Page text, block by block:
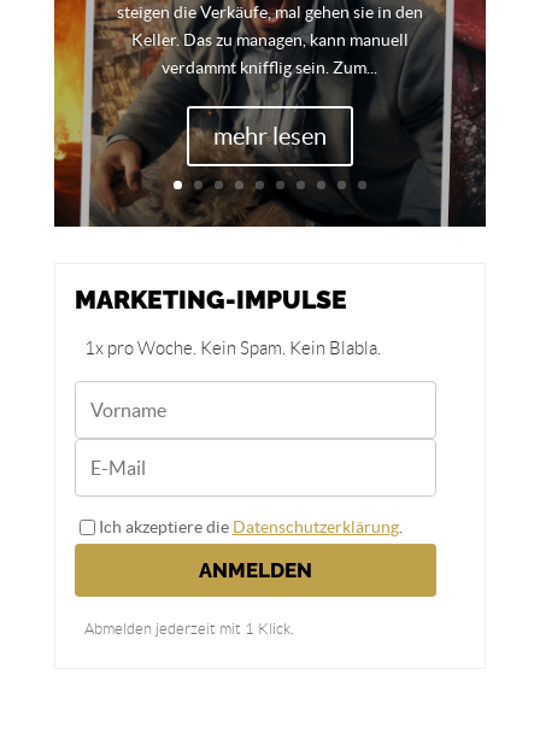
steigen die Verkäufe, mal gehen sie in den
Keller. Das zu managen, kann manuell
verdammt knifflig sein. Zum...
mehr lesen
MARKETING-IMPULSE
1x pro Woche. Kein Spam. Kein Blabla.
Ich akzeptiere die Datenschutzerklärung.
ANMELDEN
Abmelden jederzeit mit 1 Klick.